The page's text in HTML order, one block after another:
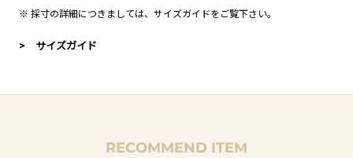
※ 採寸の詳細につきましては、 サイズガイドをご覧下さい。
> サイズガイド
RECOMMEND ITEM